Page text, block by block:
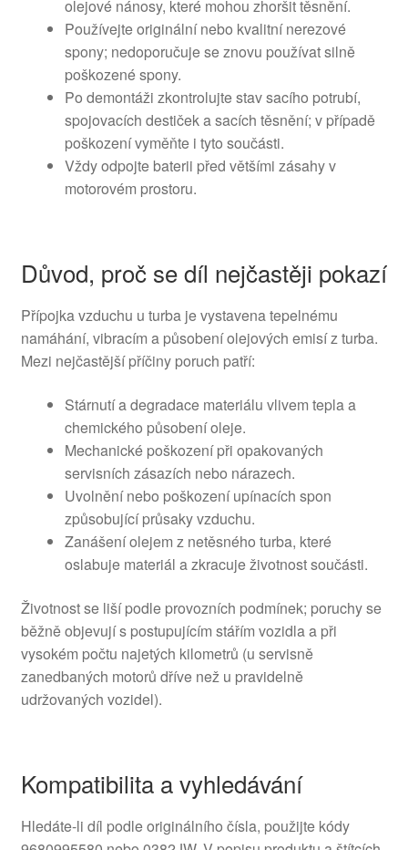
olejové nánosy, které mohou zhoršit těsnění.
Používejte originální nebo kvalitní nerezové
spony; nedoporučuje se znovu používat silně
poškozené spony.
Po demontáži zkontrolujte stav sacího potrubí,
spojovacích destiček a sacích těsnění; v případě
poškození vyměňte i tyto součásti.
Vždy odpojte baterii před většími zásahy v
motorovém prostoru.
Důvod, proč se díl nejčastěji pokazí
Přípojka vzduchu u turba je vystavena tepelnému
namáhání, vibracím a působení olejových emisí z turba.
Mezi nejčastější příčiny poruch patří:
Stárnutí a degradace materiálu vlivem tepla a
chemického působení oleje.
Mechanické poškození při opakovaných
servisních zásazích nebo nárazech.
Uvolnění nebo poškození upínacích spon
způsobující průsaky vzduchu.
Zanášení olejem z netěsného turba, které
oslabuje materiál a zkracuje životnost součásti.
Životnost se liší podle provozních podmínek; poruchy se
běžně objevují s postupujícím stářím vozidla a při
vysokém počtu najetých kilometrů (u servisně
zanedbaných motorů dříve než u pravidelně
udržovaných vozidel).
Kompatibilita a vyhledávání
Hledáte-li díl podle originálního čísla, použijte kódy